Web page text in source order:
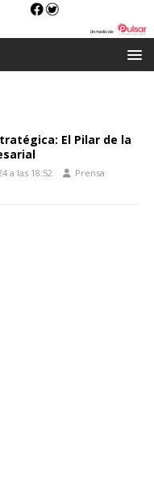
El Pilar de la
a las 18:52 Prensa